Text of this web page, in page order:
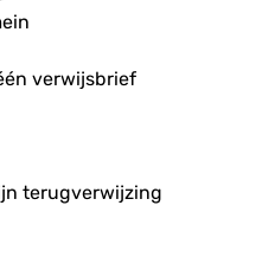
verwijsbrief
terugverwijzing